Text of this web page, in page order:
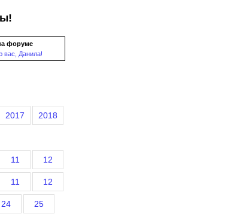
форуме
вас, Данила!
2017 2018
11 12
11 12
24 25